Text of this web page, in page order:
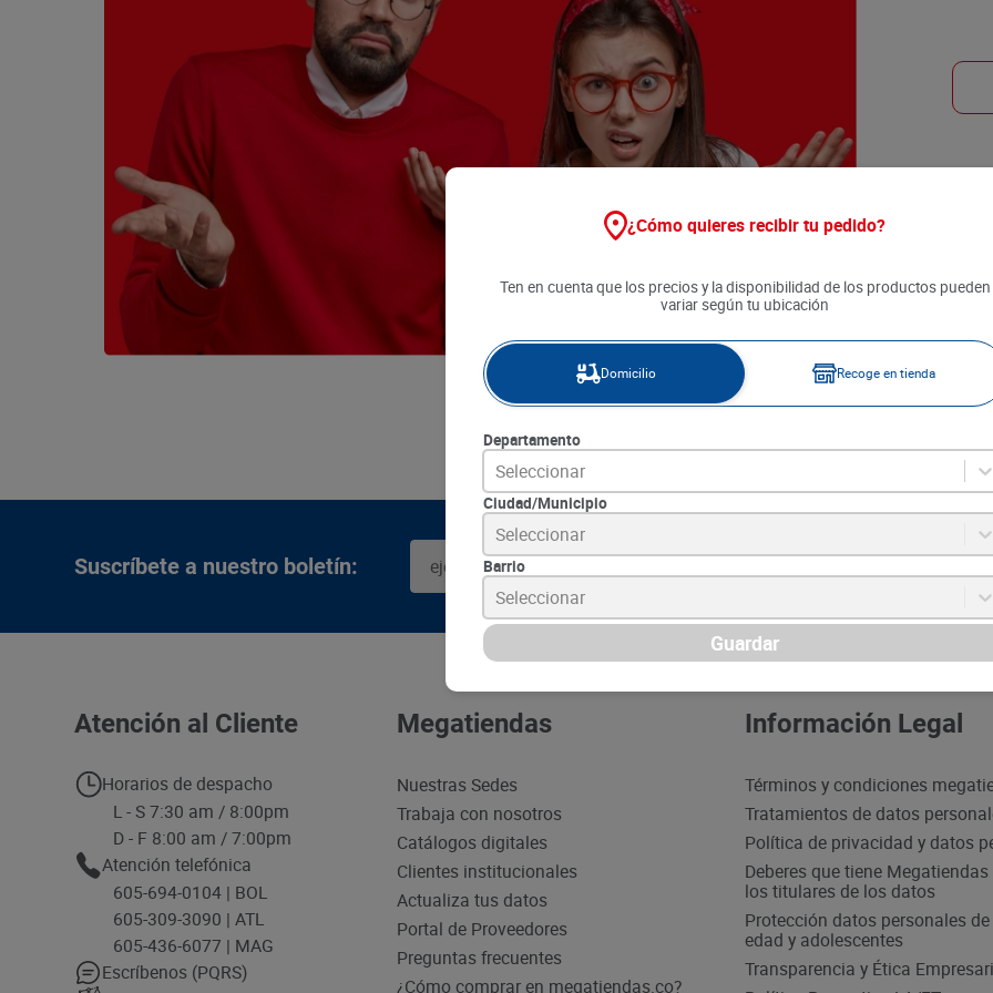
queso
10. papa
Suscríbete a nuestro boletín:
Atención al Cliente
Horarios de despacho
L - S 7:30 am / 8:00pm
D - F 8:00 am / 7:00pm
Atención telefónica
605-694-0104 | BOL
605-309-3090 | ATL
605-436-6077 | MAG
Escríbenos (PQRS)
Megatiendas
Nuestras Sedes
Trabaja con nosotros
Catálogos digitales
Clientes institucionales
Actualiza tus datos
Portal de Proveedores
Preguntas frecuentes
¿Cómo comprar en megatiendas.co?
Información Legal
Términos y condiciones
Tratamientos de datos
Política de privacidad y datos
Deberes que tiene
los titulares de los datos
Protección datos personales
edad y adolescentes
Transparencia y Ética
¿Cómo quieres recibir tu pedido?
Ten en cuenta que los precios y la disponibilidad de los productos pueden
variar según tu ubicación
Domicilio Recoge en tienda
Departamento
Seleccionar
Ciudad/Municipio
Seleccionar
Barrio
Seleccionar
Guardar